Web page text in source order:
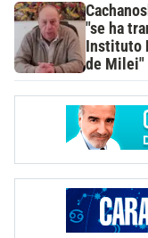
"se ha
Instituto
de Milei"